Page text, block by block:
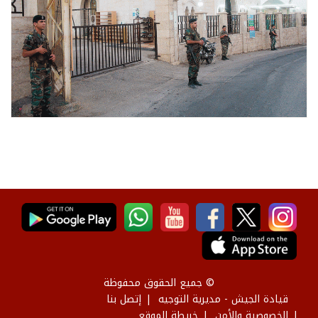
© جميع الحقوق محفوظة
قيادة الجيش - مديرية التوجيه
إتصل بنا